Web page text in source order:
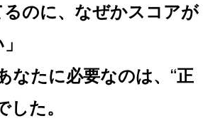
るのに、なぜかスコアが
なたに必要なのは、“正
した。